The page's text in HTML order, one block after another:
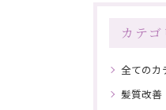
カテゴ
全てのカ
髪質改善